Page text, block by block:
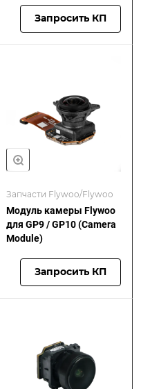
Запросить КП
Запчасти Flywoo/Flywoo
Модуль камеры Flywoo
для GP9 / GP10 (Camera
Module)
Запросить КП